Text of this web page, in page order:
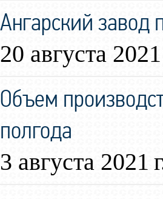
Ангарский
20 августа 2021
Объем
полгода
3 августа 2021